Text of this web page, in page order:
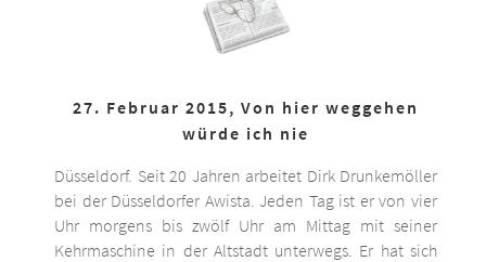
27. Februar 2015, Von hier weggehen
würde ich nie
Düsseldorf. Seit 20 Jahren arbeitet Dirk Drunkemöller
bei der Düsseldorfer Awista. Jeden Tag ist er von vier
Uhr morgens bis zwölf Uhr am Mittag mit seiner
Kehrmaschine in der Altstadt unterwegs. Er hat sich